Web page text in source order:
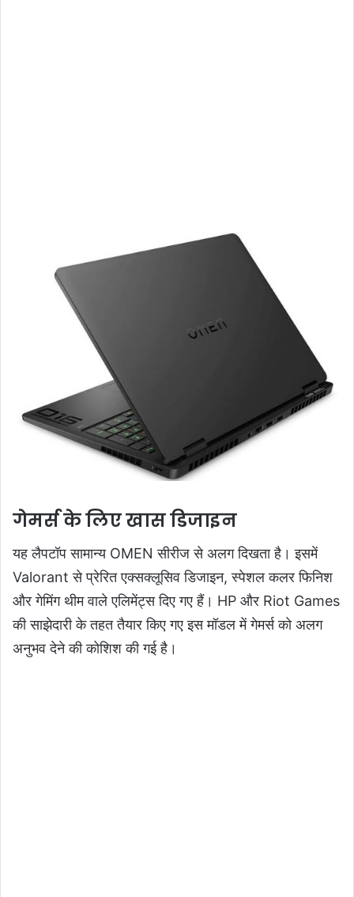
गेमर्स के लिए खास डिजाइन
यह लैपटॉप सामान्य OMEN सीरीज से अलग दिखता है। इसमें
Valorant से प्रेरित एक्सक्लूसिव डिजाइन, स्पेशल कलर फिनिश
और गेमिंग थीम वाले एलिमेंट्स दिए गए हैं। HP और Riot Games
की साझेदारी के तहत तैयार किए गए इस मॉडल में गेमर्स को अलग
अनुभव देने की कोशिश की गई है।